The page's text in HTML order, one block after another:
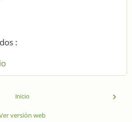
:
›
Inicio
versión web